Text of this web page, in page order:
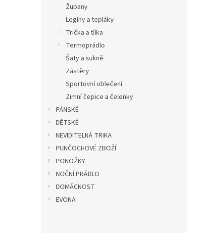
Župany
Legíny a tepláky
Trička a tílka
Termoprádlo
Šaty a sukně
Zástěry
Sportovní oblečení
Zimní čepice a čelenky
PÁNSKÉ
DĚTSKÉ
NEVIDITELNÁ TRIKA
PUNČOCHOVÉ ZBOŽÍ
PONOŽKY
NOČNÍ PRÁDLO
DOMÁCNOST
EVONA